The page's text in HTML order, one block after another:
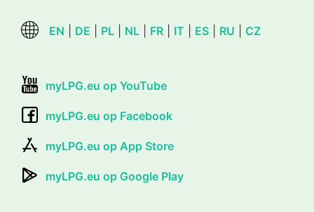
EN DE PL NL FR IT ES RU CZ
myLPG.eu op YouTube
myLPG.eu op Facebook
myLPG.eu op App Store
myLPG.eu op Google Play